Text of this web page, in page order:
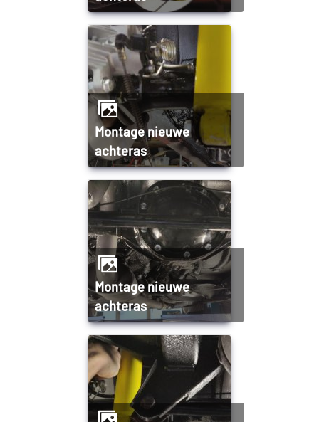
Montage nieuwe
achteras
Montage nieuwe
achteras